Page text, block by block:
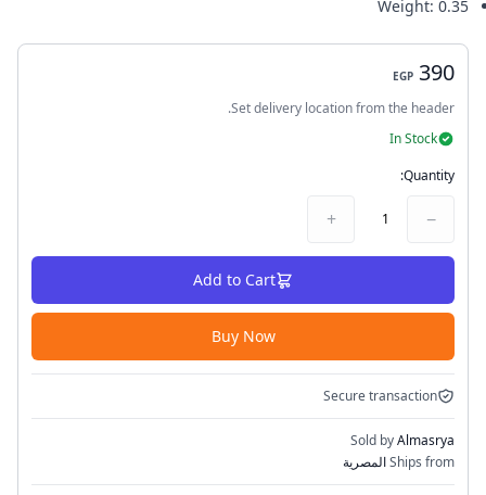
Weight: 0.35
390
EGP
Set delivery location from the header.
In Stock
Quantity:
−
1
+
Add to Cart
Buy Now
Secure transaction
Sold byAlmasrya
Ships fromالمصرية